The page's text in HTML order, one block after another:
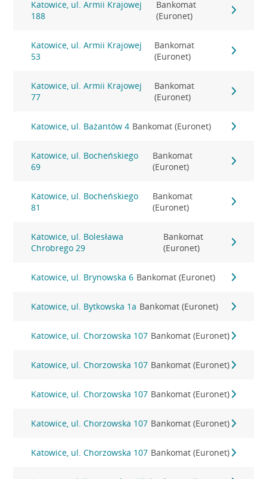
Katowice, ul. Armii Krajowej
188
Bankomat
(Euronet)
Katowice, ul. Armii Krajowej
53
Bankomat
(Euronet)
Katowice, ul. Armii Krajowej
77
Bankomat
(Euronet)
Katowice, ul. Bażantów 4 Bankomat (Euronet)
Katowice, ul. Bocheńskiego
69
Bankomat
(Euronet)
Katowice, ul. Bocheńskiego
81
Bankomat
(Euronet)
Katowice, ul. Bolesława
Chrobrego 29
Bankomat
(Euronet)
Katowice, ul. Brynowska 6 Bankomat (Euronet)
Katowice, ul. Bytkowska 1a Bankomat (Euronet)
Katowice, ul. Chorzowska 107 Bankomat (Euronet)
Katowice, ul. Chorzowska 107 Bankomat (Euronet)
Katowice, ul. Chorzowska 107 Bankomat (Euronet)
Katowice, ul. Chorzowska 107 Bankomat (Euronet)
Katowice, ul. Chorzowska 107 Bankomat (Euronet)